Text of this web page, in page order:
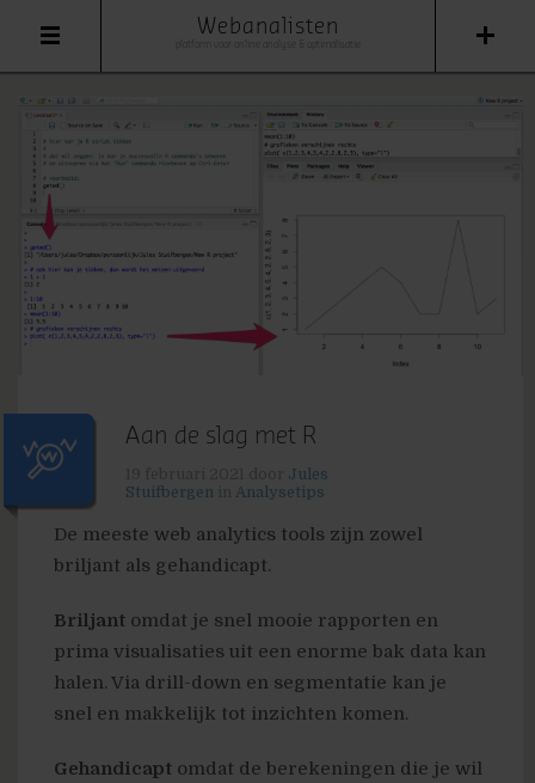
Webanalisten
Aan de slag met R
Jules
Stuifbergen
Analysetips
De meeste web analytics tools zijn zowel
briljant als gehandicapt.
Briljant omdat je snel mooie rapporten en
prima visualisaties uit een enorme bak data kan
halen. Via drill-down en segmentatie kan je
snel en makkelijk tot inzichten komen.
Gehandicapt omdat de berekeningen die je wil